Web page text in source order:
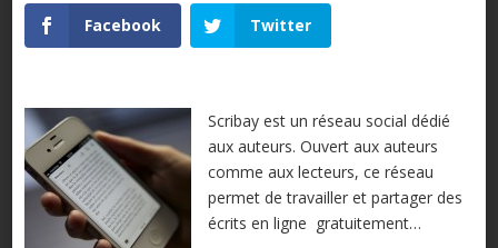
Facebook Twitter
Scribay est un réseau social dédié
aux auteurs. Ouvert aux auteurs
comme aux lecteurs, ce réseau
permet de travailler et partager des
écrits en ligne gratuitement…